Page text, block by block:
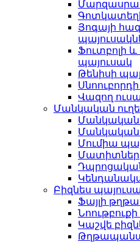
Յոգայի
Ֆուտբոլի և
պայուսակ
Թենիսի
Վազող
Մանկական
Մանկական
Մանկական
Մումիա
Բիզնես
Ֆայլի
Կաշվե